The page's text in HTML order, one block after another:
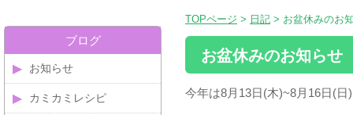
TOPページ > 日記 > お盆休みのお
お盆休みのお知らせ
今年は8月13日(木)~8月16日(
ブログ
お知らせ
カミカミレシピ